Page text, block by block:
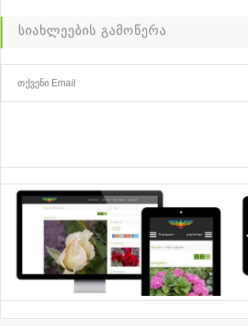
სიახლეების გამოწერა